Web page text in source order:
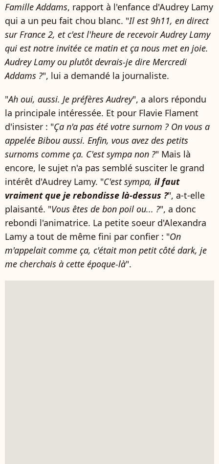
Famille Addams, rapport à l'enfance d'Audrey Lamy
qui a un peu fait chou blanc. "Il est 9h11, en direct
sur France 2, et c'est l'heure de recevoir Audrey Lamy
qui est notre invitée ce matin et ça nous met en joie.
Audrey Lamy ou plutôt devrais-je dire Mercredi
Addams ?", lui a demandé la journaliste.
"Ah oui, aussi. Je préfères Audrey", a alors répondu
la principale intéressée. Et pour Flavie Flament
d'insister : "Ça n'a pas été votre surnom ? On vous a
appelée Bibou aussi. Enfin, vous avez des petits
surnoms comme ça. C'est sympa non ?" Mais là
encore, le sujet n'a pas semblé susciter le grand
intérêt d'Audrey Lamy. "C'est sympa, il faut
vraiment que je rebondisse là-dessus ?", a-t-elle
plaisanté. "Vous êtes de bon poil ou... ?", a donc
rebondi l'animatrice. La petite soeur d'Alexandra
Lamy a tout de même fini par confier : "On
m'appelait comme ça, c'était mon petit côté dark, je
me cherchais à cette époque-là".